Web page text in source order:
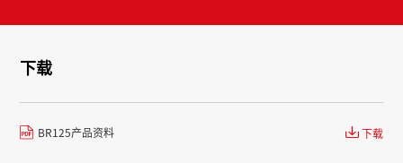
下载
BR125产品资料 下载